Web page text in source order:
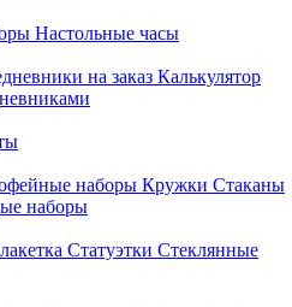
Настольные часы
на заказ Калькулятор
наборы Кружки Стаканы
наборы
Статуэтки Стеклянные